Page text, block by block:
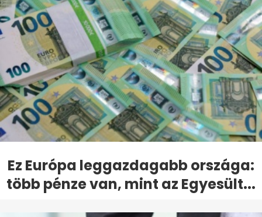
Ez Európa leggazdagabb országa:
több pénze van, mint az Egyesült...